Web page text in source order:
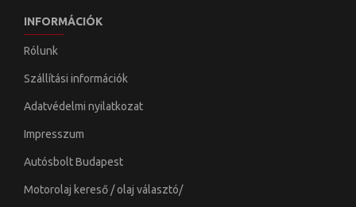
INFORMÁCIÓK
Rólunk
Szállítási információk
Adatvédelmi nyilatkozat
Impresszum
Autósbolt Budapest
Motorolaj kereső / olaj választó/